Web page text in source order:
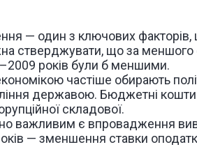
— один з ключових факторів,
стверджувати, що за меншого
–2009 років були б меншими.
частіше обирають
державою. Бюджетні кошти
складової.
важливим є впровадження
— зменшення ставки